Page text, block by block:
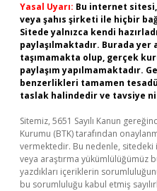
Yasal Uyarı: Bu internet
veya şahıs şirketi ile hiçbir
Sitede yalnızca kendi
paylaşılmaktadır. Burada
taşımamakta olup, gerçek
paylaşım yapılmamaktadır.
benzerlikleri tamamen
taslak halindedir ve tavsiye
Sitemiz, 5651 Sayılı Kanun
Kurumu (BTK) tarafından
vermektedir. Bu nedenle,
veya araştırma yükümlülüğümüz
yazdıkları içeriklerin
bu sorumluluğu kabul etmiş